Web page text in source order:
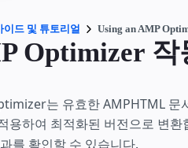
리
과정
이드 및 튜토리얼 Using an AMP
Optimizer 작
는 유효한 AMPHTML 문
용하여 최적화된 버전으로 변환
를 확인할 수 있습니다.